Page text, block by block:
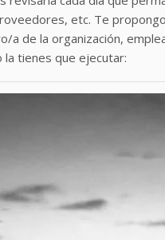
etc. Te
a de la organización,
la tienes que ejecutar: